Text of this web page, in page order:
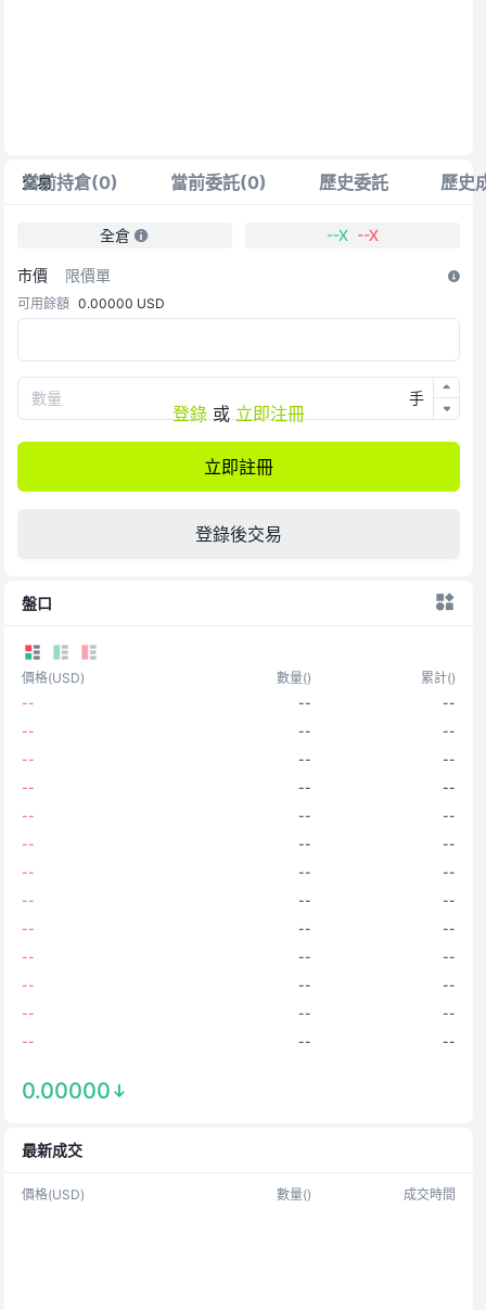
盤口
價格(USD) 數量() 累計()
--
--
--
--
--
--
--
--
--
--
--
--
--
--
--
--
--
--
--
--
--
--
--
--
--
--
--
--
--
--
--
--
--
--
--
--
--
--
--
--
--
0.00000
交易
全倉 --X --X
市價 限價單
可用餘額 0.00000 USD
數量 手
立即註冊
登錄後交易
當前持倉(0) 當前委託(0) 歷史委託 歷史
登錄 或 立即注冊
最新成交
價格(USD) 數量() 成交時間